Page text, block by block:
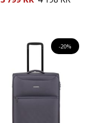
-20%